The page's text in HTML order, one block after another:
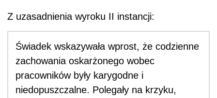
Z uzasadnienia wyroku II instancji:
Świadek wskazywała wprost, że codzienne
zachowania oskarżonego wobec
pracowników były karygodne i
niedopuszczalne. Polegały na krzyku,